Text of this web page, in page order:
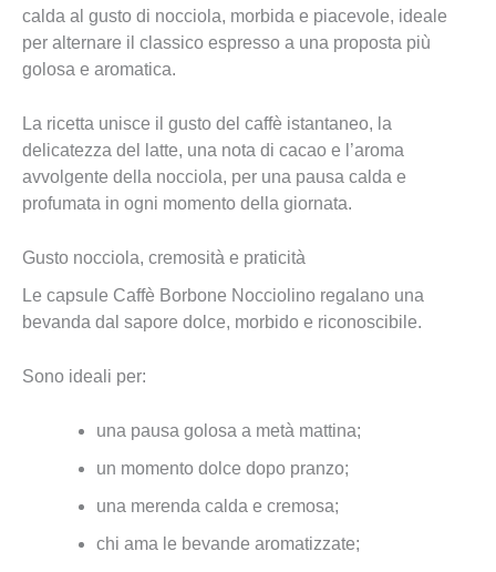
calda al gusto di nocciola, morbida e piacevole, ideale
per alternare il classico espresso a una proposta più
golosa e aromatica.
La ricetta unisce il gusto del caffè istantaneo, la
delicatezza del latte, una nota di cacao e l’aroma
avvolgente della nocciola, per una pausa calda e
profumata in ogni momento della giornata.
Gusto nocciola, cremosità e praticità
Le capsule Caffè Borbone Nocciolino regalano una
bevanda dal sapore dolce, morbido e riconoscibile.
Sono ideali per:
una pausa golosa a metà mattina;
un momento dolce dopo pranzo;
una merenda calda e cremosa;
chi ama le bevande aromatizzate;